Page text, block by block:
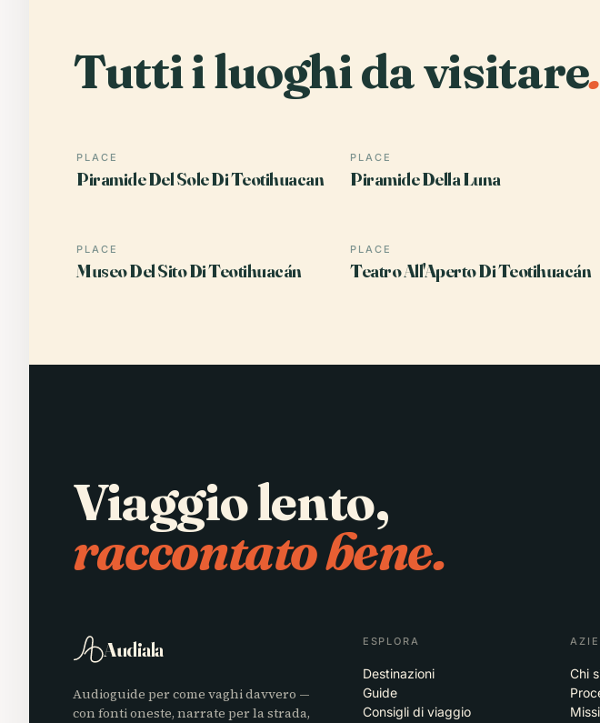
Tutti i luoghi da visitare.
PLACE
Piramide Del Sole Di Teotihuacan
PLACE
Piramide Della Luna
PLACE
Museo Del Sito Di Teotihuacán
PLACE
Teatro All'Aperto Di Teotihuacán
Viaggio lento,
raccontato bene.
Audiala
Audioguide per come vaghi davvero —
con fonti oneste, narrate per la strada,
ESPLORA
Destinazioni
Guide
Consigli di viaggio
Chi